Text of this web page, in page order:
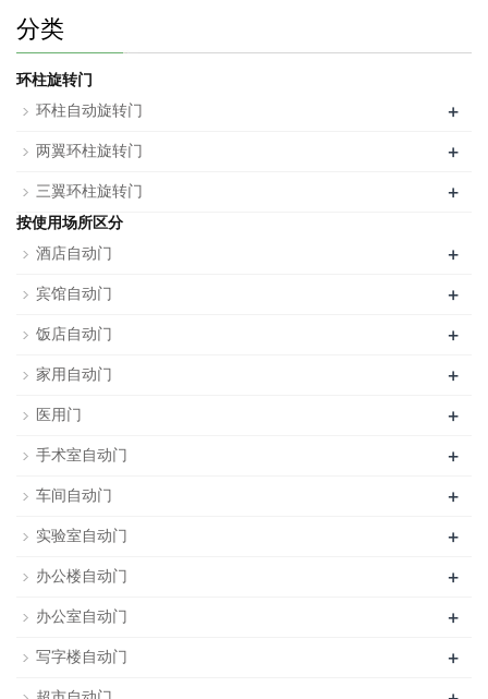
分类
环柱旋转门
环柱自动旋转门
+
两翼环柱旋转门 +
三翼环柱旋转门 +
按使用场所区分
酒店自动门
+
宾馆自动门 +
饭店自动门 +
家用自动门 +
医用门 +
手术室自动门 +
车间自动门 +
实验室自动门 +
办公楼自动门 +
办公室自动门 +
写字楼自动门 +